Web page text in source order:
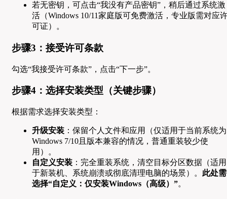
若无密钥，可点击“我没有产品密钥”，稍后通过系统激
活（Windows 10/11家庭版可免费激活，专业版需对应
可证）。
步骤3：接受许可条款
勾选“我接受许可条款”，点击“下一步”。
步骤4：选择安装类型（关键步骤）
根据需求选择安装类型：
升级安装 ：保留个人文件和应用（仅适用于当前系统为
Windows 7/10且版本兼容的情况，普通重装较少使
用）。
自定义安装 ：完全重装系统，清空目标分区数据（适用
于新装机、系统崩溃或彻底清理电脑的场景）。 此处需
选择“自定义：仅安装Windows（高级）”。